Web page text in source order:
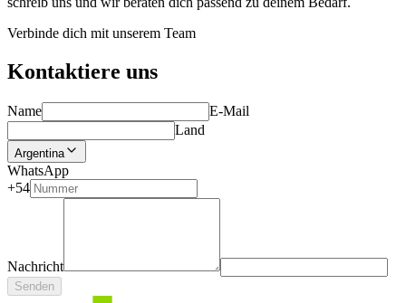
Verbinde dich mit unserem Team
Kontaktiere uns
Name
E-Mail
Land
Argentina
WhatsApp
+54
Nachricht
Senden